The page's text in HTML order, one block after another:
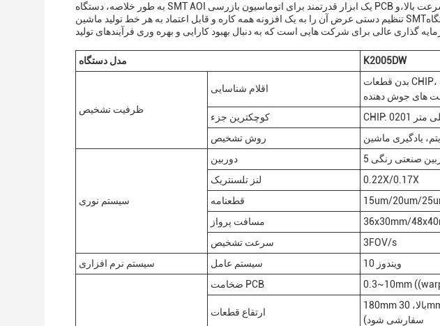
به طور خلاصه، دستگاه SMT AOI یک ابزار قدرتمند برای اتوماسیون بازرسی PCB است. الگوریتم های پیشرفته یادگیری ماشین، دوربین با سرعت بالا،و
تنظیم دستی عرض آن را به یک افزونه همه کاره و قابل اعتماد به هر خط تولید ماشین SMTبا سرعت سريع بازرسي و قيمت مناسبدستگاه SMT AOI یک
مدل دستگاه K2005DW
ظرفیت تشخیص
اقلام شناسایی
بدن قطعات CHIP، جفت های جوش دهنده قطعات CHIP،
کوچکترین جزء
روش تشخیص
یادگیری ماشین
سیستم نوری
دوربین
لنز تلسنتریک
0.22X/0.17X
قطعنامه
15um/20um/
مسافت پرواز
36x30mm/
سرعت تشخیص
3FOV/s
سیستم نرم افزاری
سیستم عامل ویندوز 10
ضخامت PCB 0.3~10mm
ارتفاع قطعات
180mm بالا، 30mm پایین (ارتفاع ویژه می تواند
سفارشی شود)